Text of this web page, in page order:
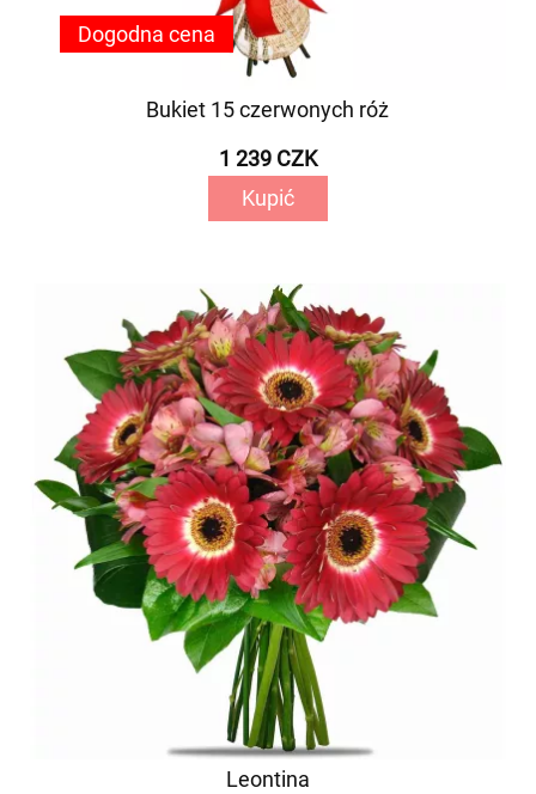
Bukiet 15 czerwonych róż
1 239 CZK
Kupić
Dogodna cena
Leontina